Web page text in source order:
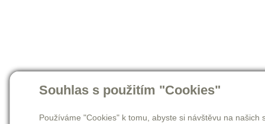
Souhlas s použitím "Cookies"
Používáme "Cookies" k tomu, abyste si návštěvu na